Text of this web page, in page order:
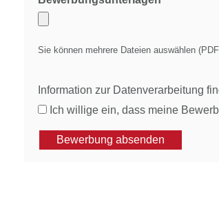
Sie können mehrere Dateien auswählen
Information zur Datenverarbeitung
Ich willige ein, dass meine
Bewerbung absenden